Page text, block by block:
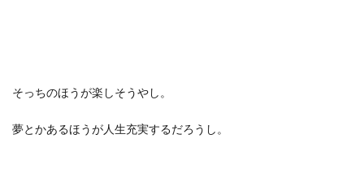
そっちのほうが楽しそうやし。
夢とかあるほうが人生充実するだろうし。